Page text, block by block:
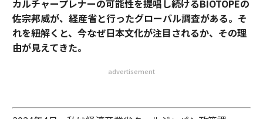
カルチャープレナーの可能性を提唱し続けるBIOTOPEの
佐宗邦威が、経産省と行ったグローバル調査がある。そ
れを紐解くと、今なぜ日本文化が注目されるか、その理
由が見えてきた。
advertisement